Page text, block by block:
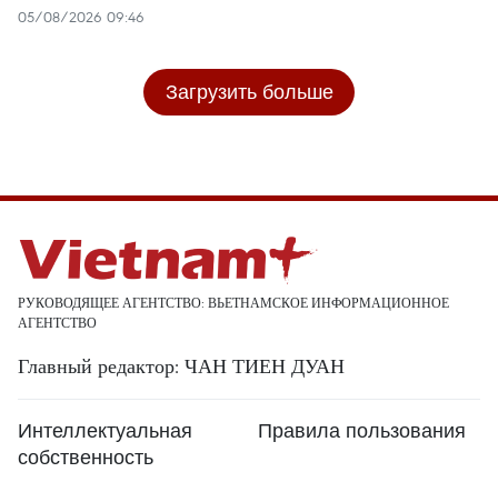
05/08/2026 09:46
Загрузить больше
РУКОВОДЯЩЕЕ АГЕНТСТВО: ВЬЕТНАМСКОЕ ИНФОРМАЦИОННОЕ
АГЕНТСТВО
Главный редактор: ЧАН ТИЕН ДУАН
Интеллектуальная
собственность
Правила пользования